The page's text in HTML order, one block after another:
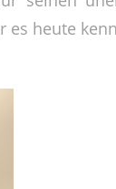
es heute